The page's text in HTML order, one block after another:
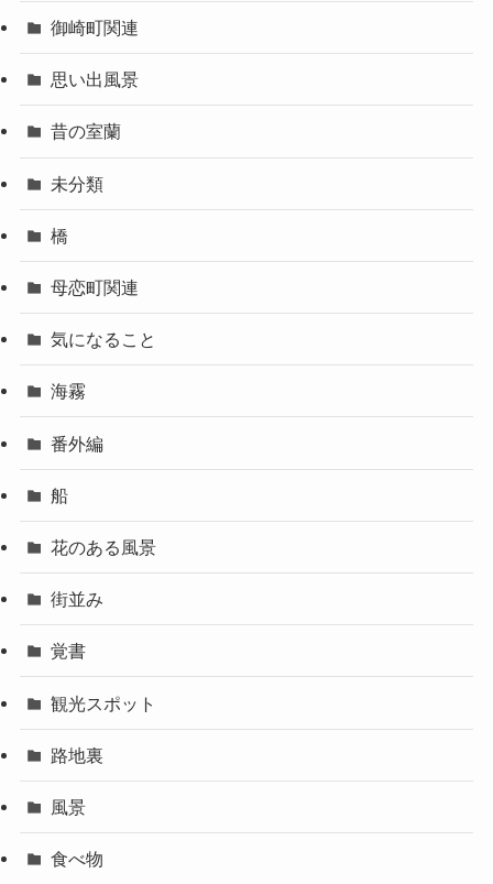
御崎町関連
思い出風景
昔の室蘭
未分類
橋
母恋町関連
気になること
海霧
番外編
船
花のある風景
街並み
覚書
観光スポット
路地裏
風景
食べ物